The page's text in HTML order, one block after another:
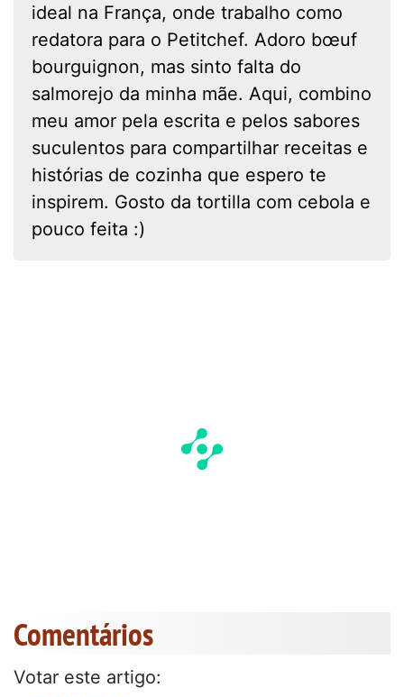
ideal na França, onde trabalho como
redatora para o Petitchef. Adoro bœuf
bourguignon, mas sinto falta do
salmorejo da minha mãe. Aqui, combino
meu amor pela escrita e pelos sabores
suculentos para compartilhar receitas e
histórias de cozinha que espero te
inspirem. Gosto da tortilla com cebola e
pouco feita :)
Comentários
Votar este artigo: